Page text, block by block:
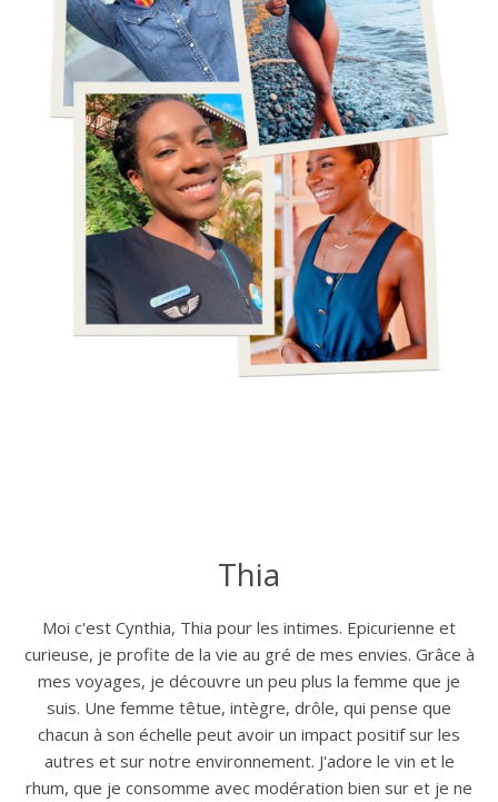
Thia
Moi c'est Cynthia, Thia pour les intimes. Epicurienne et
curieuse, je profite de la vie au gré de mes envies. Grâce à
mes voyages, je découvre un peu plus la femme que je
suis. Une femme têtue, intègre, drôle, qui pense que
chacun à son échelle peut avoir un impact positif sur les
autres et sur notre environnement. J'adore le vin et le
rhum, que je consomme avec modération bien sur et je ne